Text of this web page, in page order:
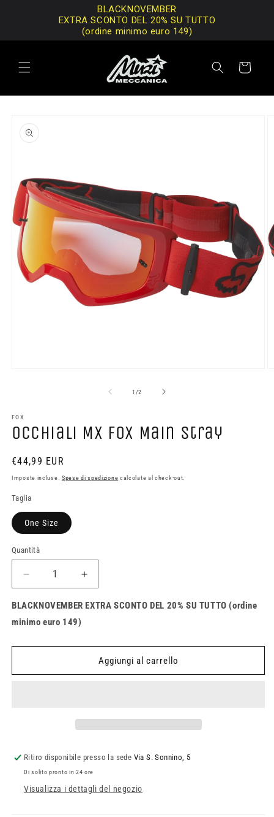
BLACKNOVEMBER
EXTRA SCONTO DEL 20% SU TUTTO
(ordine minimo euro 149)
ai contenuti
Carrello
informazioni
sul prodotto
finestra
modale
1 /su
2
FOX
Occhiali MX Fox Main Stray
Prezzo
di
€44,99 EUR
Imposte incluse. Spese di spedizione calcolate al check-out.
Taglia
One Size
Quantità
Quantità
Diminuisci
quantità
per
Occhiali
Fox
Aumenta
quantità
per
Fox
Main
Stray
BLACKNOVEMBER EXTRA SCONTO DEL 20% SU TUTTO (ordine
minimo euro 149)
Aggiungi al carrello
Ritiro disponibile presso la sede Via S. Sonnino, 5
Di solito pronto in 24 ore
Visualizza i dettagli del negozio